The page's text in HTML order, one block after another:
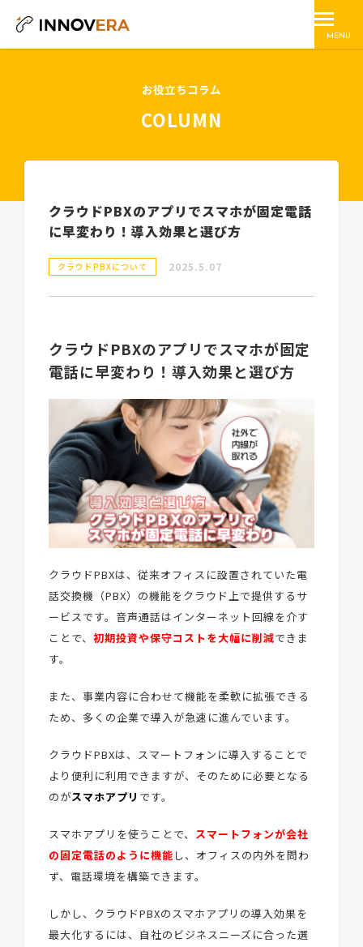
MENU
お役立ちコラム
COLUMN
クラウドPBXのアプリでスマホが固定電話
に早変わり！導入効果と選び方
クラウドPBXについて 2025.5.07
クラウドPBXのアプリでスマホが固定
電話に早変わり！導入効果と選び方
クラウドPBXは、従来オフィスに設置されていた電
話交換機（PBX）の機能をクラウド上で提供するサ
ービスです。音声通話はインターネット回線を介す
ことで、 初期投資や保守コストを大幅に削減できま
す。
また、事業内容に合わせて機能を柔軟に拡張できる
ため、多くの企業で導入が急速に進んでいます。
クラウドPBXは、スマートフォンに導入することで
より便利に利用できますが、そのために必要となる
のがスマホアプリ です。
スマホアプリを使うことで、 スマートフォンが会社
の固定電話のように機能 し、オフィスの内外を問わ
ず、電話環境を構築できます。
しかし、クラウドPBXのスマホアプリの導入効果を
最大化するには、自社のビジネスニーズに合った選